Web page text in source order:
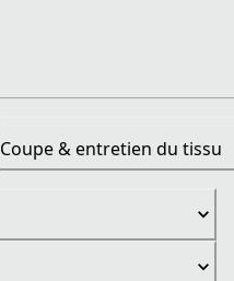
Coupe & entretien du tissu